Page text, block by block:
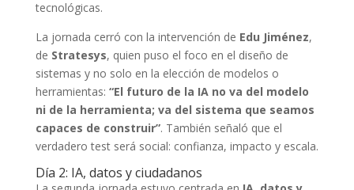
tecnológicas.
La jornada cerró con la intervención de Edu Jiménez,
de Stratesys, quien puso el foco en el diseño de
sistemas y no solo en la elección de modelos o
herramientas: “El futuro de la IA no va del modelo
ni de la herramienta; va del sistema que seamos
capaces de construir”. También señaló que el
verdadero test será social: confianza, impacto y escala.
Día 2: IA, datos y ciudadanos